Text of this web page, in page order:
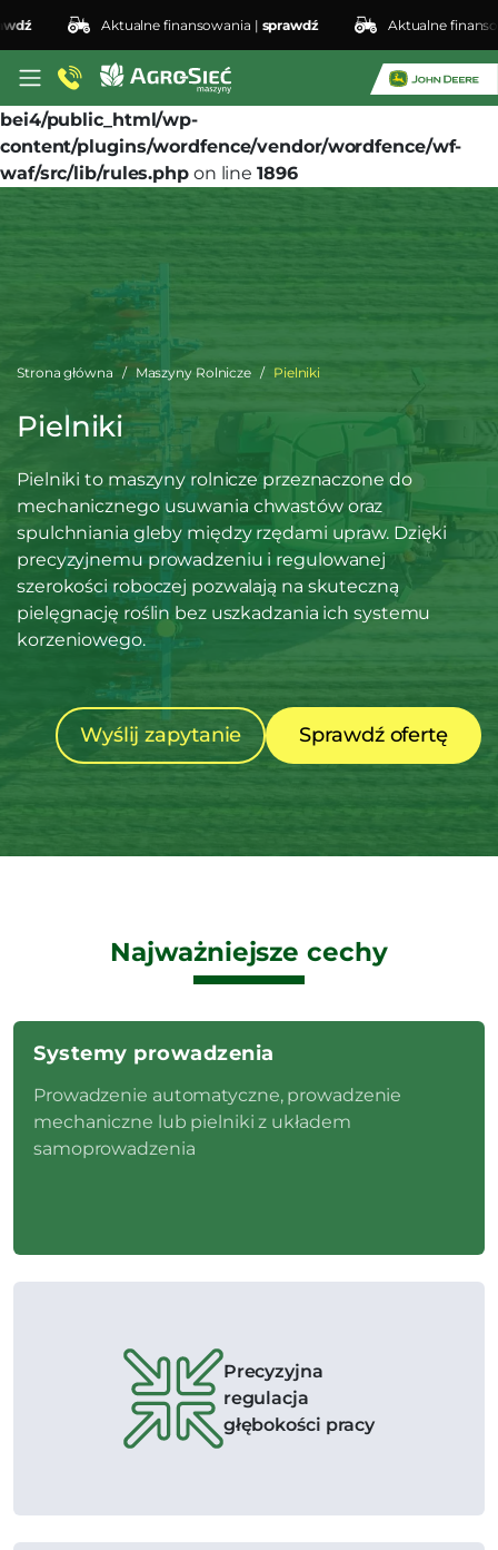
Deprecated
: preg_replace(): Passing null to parameter
#3 ($subject) of type array|string is deprecated in
/home/klient.dhosting.pl/lswis6155/agro-siec.pl-
bei4/public_html/wp-
content/plugins/wordfence/vendor/wordfence/wf-
waf/src/lib/rules.phpon line1896
Aktualne finansowania |sprawdź Aktualne
Strona główna Maszyny Rolnicze Pielniki
Pielniki
Pielniki to maszyny rolnicze przeznaczone do
mechanicznego usuwania chwastów oraz
spulchniania gleby między rzędami upraw. Dzięki
precyzyjnemu prowadzeniu i regulowanej
szerokości roboczej pozwalają na skuteczną
pielęgnację roślin bez uszkadzania ich systemu
korzeniowego.
Wyślij zapytanie Sprawdź ofertę
Najważniejsze cechy
Systemy prowadzenia
Prowadzenie automatyczne, prowadzenie
mechaniczne lub pielniki z układem
samoprowadzenia
Precyzyjna
regulacja
głębokości pracy